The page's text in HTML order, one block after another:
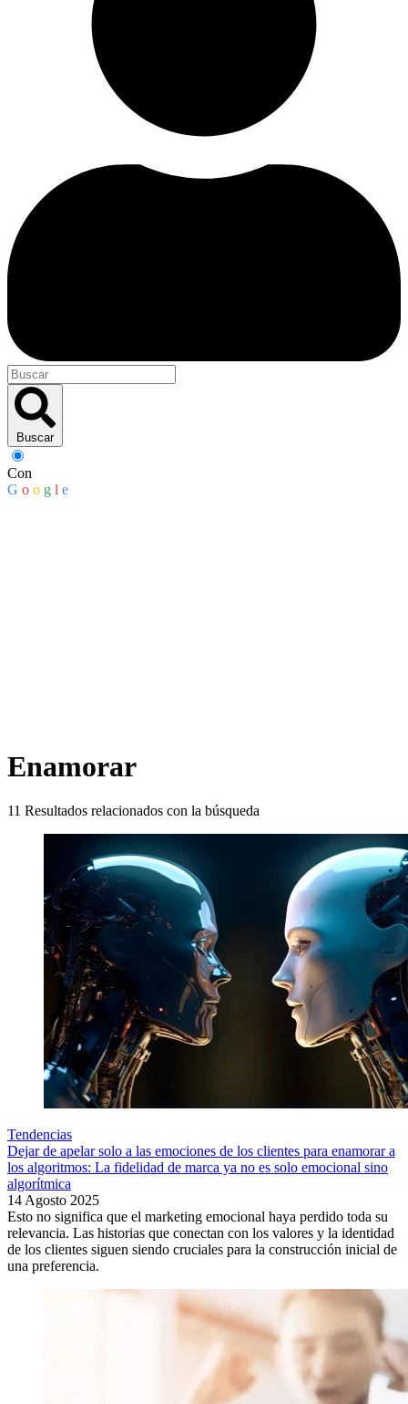
Buscar
Con
G o o g l e
Enamorar
11 Resultados relacionados con la búsqueda
Tendencias
Dejar de apelar solo a las emociones de los clientes para enamorar a
los algoritmos: La fidelidad de marca ya no es solo emocional sino
algorítmica
14 Agosto 2025
Esto no significa que el marketing emocional haya perdido toda su
relevancia. Las historias que conectan con los valores y la identidad
de los clientes siguen siendo cruciales para la construcción inicial de
una preferencia.